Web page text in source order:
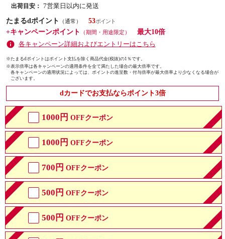
出荷目安： 7営業日以内に発送
たまるdポイント
（通常）
53
+キャンペーンポイント
（期間・用途限定）
最大10倍
各キャンペーン詳細およびエントリーはこちら
※たまるdポイントはポイント支払を除く商品代金(税抜)の1％です。
※表示倍率は各キャンペーンの適用条件を全て満たした場合の最大倍率です。
各キャンペーンの適用状況によっては、ポイントの進呈数・付与倍率が最大倍率より少なくなる場合が
ございます。
dカードでお支払ならポイント3倍
1000円 OFFクーポン
1000円 OFFクーポン
700円 OFFクーポン
500円 OFFクーポン
500円 OFFクーポン